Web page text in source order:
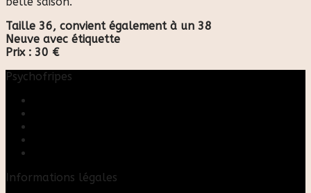
Taille 36, convient également à un 38
Neuve avec étiquette
Prix : 30 €
Psychofripes
Informations légales